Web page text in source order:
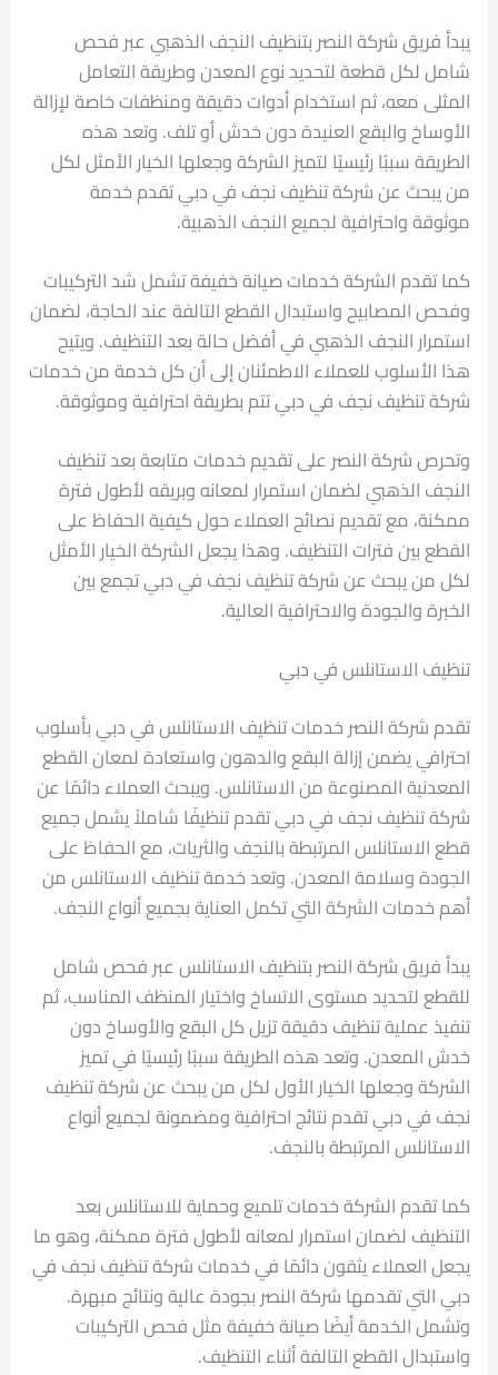
يبدأ فريق شركة النصر بتنظيف النجف الذهبي عبر فحص
شامل لكل قطعة لتحديد نوع المعدن وطريقة التعامل
المثلى معه، ثم استخدام أدوات دقيقة ومنظفات خاصة لإزالة
الأوساخ والبقع العنيدة دون خدش أو تلف. وتعد هذه
الطريقة سببًا رئيسيًا لتميز الشركة وجعلها الخيار الأمثل لكل
من يبحث عن شركة تنظيف نجف في دبي تقدم خدمة
موثوقة واحترافية لجميع النجف الذهبية.
كما تقدم الشركة خدمات صيانة خفيفة تشمل شد التركيبات
وفحص المصابيح واستبدال القطع التالفة عند الحاجة، لضمان
استمرار النجف الذهبي في أفضل حالة بعد التنظيف. ويتيح
هذا الأسلوب للعملاء الاطمئنان إلى أن كل خدمة من خدمات
شركة تنظيف نجف في دبي تتم بطريقة احترافية وموثوقة.
وتحرص شركة النصر على تقديم خدمات متابعة بعد تنظيف
النجف الذهبي لضمان استمرار لمعانه وبريقه لأطول فترة
ممكنة، مع تقديم نصائح العملاء حول كيفية الحفاظ على
القطع بين فترات التنظيف. وهذا يجعل الشركة الخيار الأمثل
لكل من يبحث عن شركة تنظيف نجف في دبي تجمع بين
الخبرة والجودة والاحترافية العالية.
تنظيف الاستانلس في دبي
تقدم شركة النصر خدمات تنظيف الاستانلس في دبي بأسلوب
احترافي يضمن إزالة البقع والدهون واستعادة لمعان القطع
المعدنية المصنوعة من الاستانلس. ويبحث العملاء دائمًا عن
شركة تنظيف نجف في دبي تقدم تنظيفًا شاملاً يشمل جميع
قطع الاستانلس المرتبطة بالنجف والثريات، مع الحفاظ على
الجودة وسلامة المعدن. وتعد خدمة تنظيف الاستانلس من
أهم خدمات الشركة التي تكمل العناية بجميع أنواع النجف.
يبدأ فريق شركة النصر بتنظيف الاستانلس عبر فحص شامل
للقطع لتحديد مستوى الاتساخ واختيار المنظف المناسب، ثم
تنفيذ عملية تنظيف دقيقة تزيل كل البقع والأوساخ دون
خدش المعدن. وتعد هذه الطريقة سببًا رئيسيًا في تميز
الشركة وجعلها الخيار الأول لكل من يبحث عن شركة تنظيف
نجف في دبي تقدم نتائج احترافية ومضمونة لجميع أنواع
الاستانلس المرتبطة بالنجف.
كما تقدم الشركة خدمات تلميع وحماية للاستانلس بعد
التنظيف لضمان استمرار لمعانه لأطول فترة ممكنة، وهو ما
يجعل العملاء يثقون دائمًا في خدمات شركة تنظيف نجف في
دبي التي تقدمها شركة النصر بجودة عالية ونتائج مبهرة.
وتشمل الخدمة أيضًا صيانة خفيفة مثل فحص التركيبات
واستبدال القطع التالفة أثناء التنظيف.